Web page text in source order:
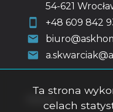
54-621
+48 609 842
Ta strona
celach